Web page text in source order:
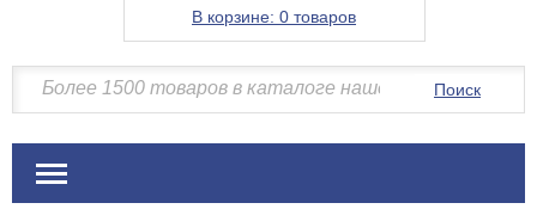
В корзине: 0 товаров
Поиск